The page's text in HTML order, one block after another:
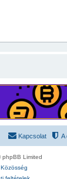
A
Kapcsolat
Limited